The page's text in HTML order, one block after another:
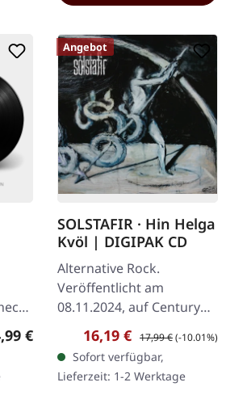
Preis:
€
Angebot
SOLSTAFIR · Hin Helga
Kvöl | DIGIPAK CD
Alternative Rock.
Veröffentlicht am
08.11.2024, auf Century
Media Records. Digipak
CD. "Hin helga kvöl" ist ein
tiefgründiger Ausflug in
die rohe…
Verkaufspreis:
16,19 € Regulärer Preis:
17,99 €(-10.01%)
Sofort verfügbar,
Lieferzeit: 1-2 Werktage